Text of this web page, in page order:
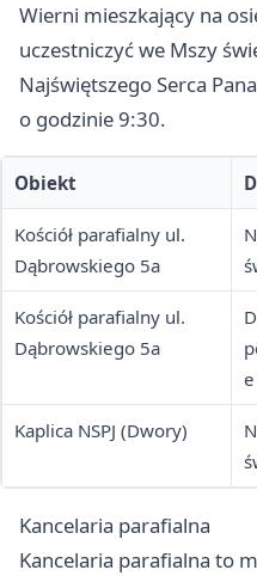
Wierni mieszkający na
uczestniczyć we Mszy
Najświętszego Serca
o godzinie 9:30.
Obiekt
Kościół parafialny ul.
Dąbrowskiego 5a
Kościół parafialny ul.
Dąbrowskiego 5a
e
Kaplica NSPJ (Dwory)
Kancelaria parafialna
Kancelaria parafialna to